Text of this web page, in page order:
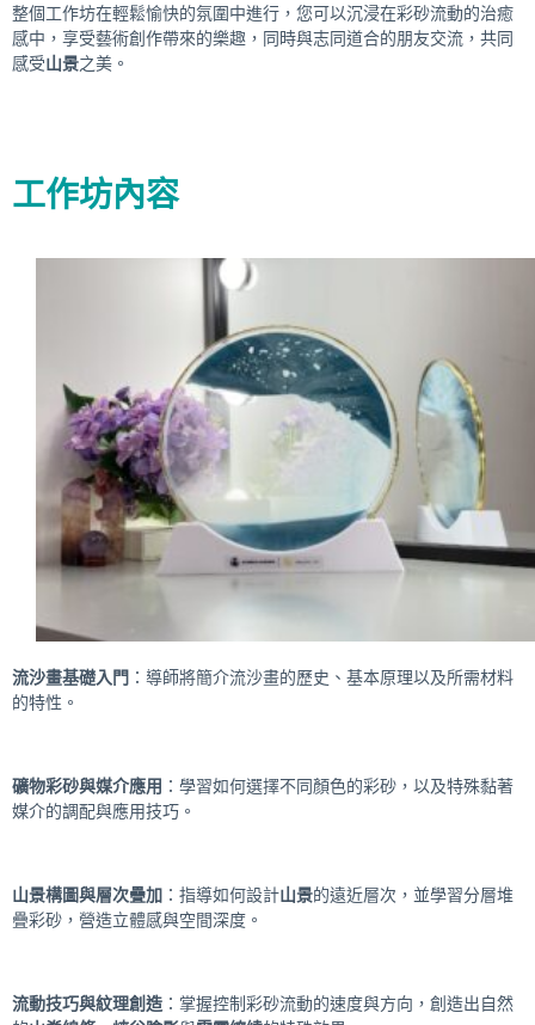
整個工作坊在輕鬆愉快的氛圍中進行，您可以沉浸在彩砂流動的治癒
感中，享受藝術創作帶來的樂趣，同時與志同道合的朋友交流，共同
感受山景之美。
工作坊內容
流沙畫基礎入門 ：導師將簡介流沙畫的歷史、基本原理以及所需材料
的特性。
礦物彩砂與媒介應用 ：學習如何選擇不同顏色的彩砂，以及特殊黏著
媒介的調配與應用技巧。
山景構圖與層次疊加 ：指導如何設計山景的遠近層次，並學習分層堆
疊彩砂，營造立體感與空間深度。
流動技巧與紋理創造：掌握控制彩砂流動的速度與方向，創造出自然